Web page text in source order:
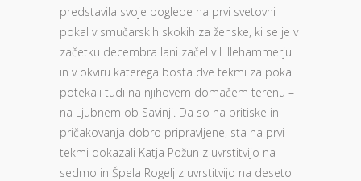
predstavila svoje poglede na prvi svetovni
pokal v smučarskih skokih za ženske, ki se je v
začetku decembra lani začel v Lillehammerju
in v okviru katerega bosta dve tekmi za pokal
potekali tudi na njihovem domačem terenu –
na Ljubnem ob Savinji. Da so na pritiske in
pričakovanja dobro pripravljene, sta na prvi
tekmi dokazali Katja Požun z uvrstitvijo na
sedmo in Špela Rogelj z uvrstitvijo na deseto